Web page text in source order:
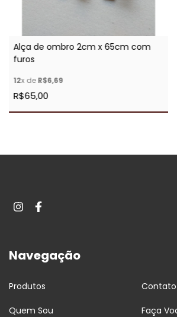
Alça de ombro 2cm x 65cm com
furos
12x deR$6,69
R$65,00
Navegação
Produtos Contato
Quem Sou Faça